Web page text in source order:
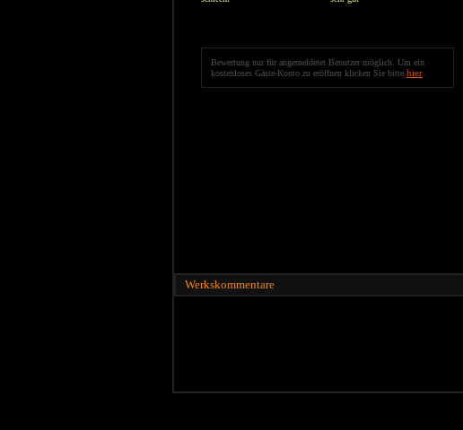
Bewertung nur für angemeldetet Benutzer möglich. Um ein
kostenloses Gäste-Konto zu eröffnen klicken Sie bitte hier
Werkskommentare